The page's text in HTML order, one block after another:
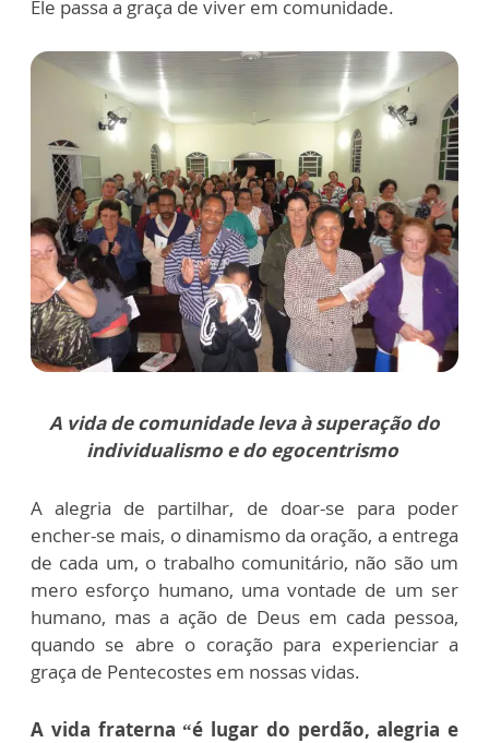
Ele passa a graça de viver em comunidade.
A vida de comunidade leva à superação do
individualismo e do egocentrismo
A alegria de partilhar, de doar-se para poder
encher-se mais, o dinamismo da oração, a entrega
de cada um, o trabalho comunitário, não são um
mero esforço humano, uma vontade de um ser
humano, mas a ação de Deus em cada pessoa,
quando se abre o coração para experienciar a
graça de Pentecostes em nossas vidas.
A vida fraterna “é lugar do perdão, alegria e